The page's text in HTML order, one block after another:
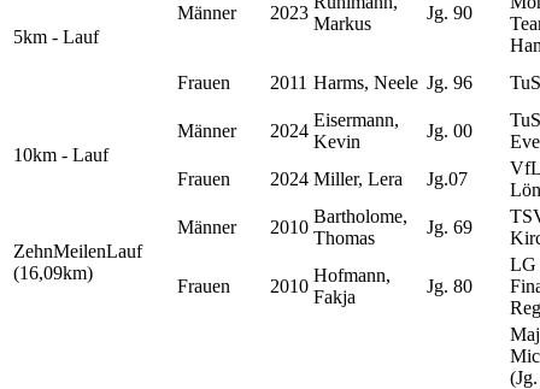
5km - Lauf
Männer 2023
Markus
Jg. 90
Frauen
2011 Harms, Neele Jg. 96
10km - Lauf
Männer 2024
Eisermann,
Kevin
Jg. 00
TuS
Frauen
2024 Miller, Lera Jg.07
VfL
ZehnMeilenLauf
(16,09km)
Männer 2010
Bartholome,
Thomas
Jg. 69
Frauen 2010
Hofmann,
Fakja
Jg. 80
LG